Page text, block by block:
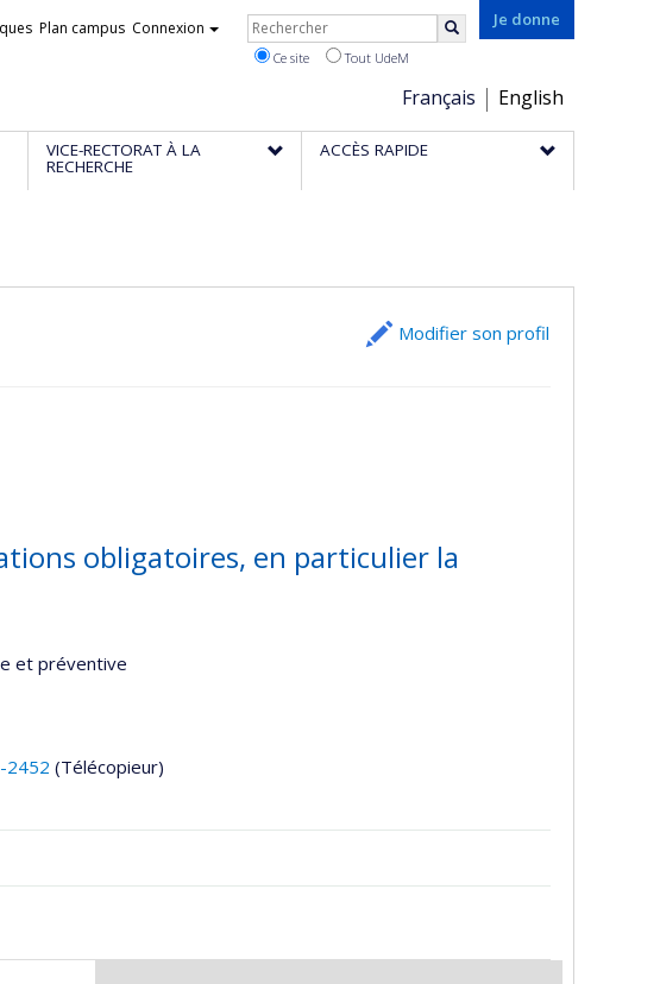
Je donne
Choix
de
la
Français English
Plan campus Connexion Rechercher
Ce site Tout UdeM
VICE-RECTORAT À LA
RECHERCHE
ACCÈS RAPIDE
Modifier son profil
obligatoires, en particulier la
et préventive
2452 (Télécopieur)